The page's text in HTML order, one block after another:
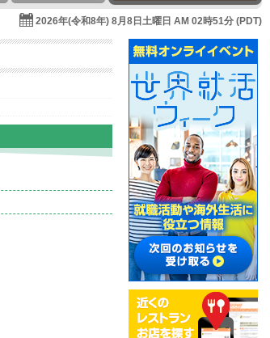
2026年(令和8年) 8月8日土曜日 AM 02時51分 (PDT)